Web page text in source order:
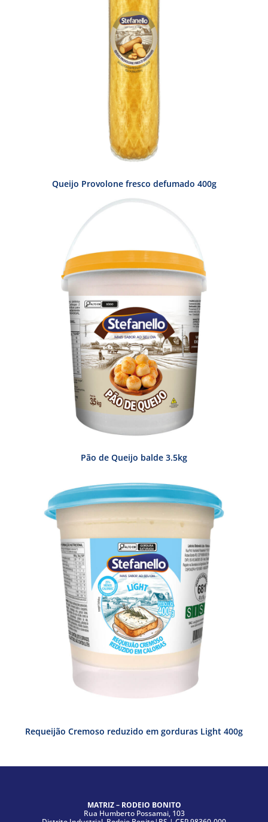
Queijo Provolone fresco defumado 400g
Pão de Queijo balde 3.5kg
Requeijão Cremoso reduzido em gorduras Light 400g
MATRIZ – RODEIO BONITO
Rua Humberto Possamai, 103